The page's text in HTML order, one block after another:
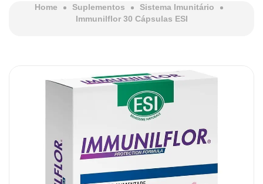
Home Suplementos
Sistema Imunitário
Immunilflor 30 Cápsulas ESI